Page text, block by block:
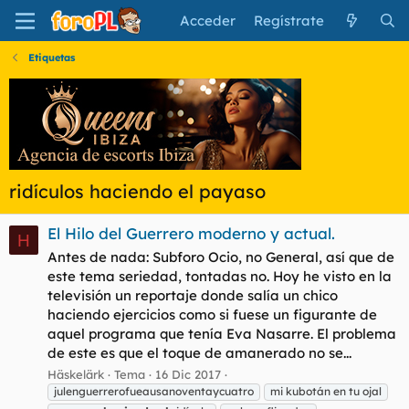
Acceder Regístrate
Etiquetas
ridículos haciendo el payaso
H El Hilo del Guerrero moderno y actual.
Antes de nada: Subforo Ocio, no General, así que de
este tema seriedad, tontadas no. Hoy he visto en la
televisión un reportaje donde salía un chico
haciendo ejercicios como si fuese un figurante de
aquel programa que tenía Eva Nasarre. El problema
de este es que el toque de amanerado no se...
Häskelärk Tema 16 Dic 2017
julenguerrerofueausanoventaycuatro
mi kubotán en tu ojal